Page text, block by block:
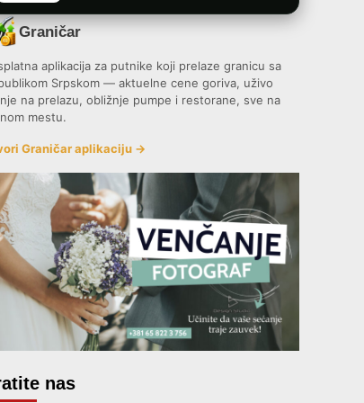
Graničar
aplikacija za putnike koji prelaze granicu sa
Srpskom — aktuelne cene goriva, uživo
na prelazu, obližnje pumpe i restorane, sve na
mestu.
Graničar aplikaciju →
nas